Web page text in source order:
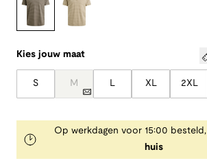
Kies jouw maat
S M L XL 2XL
Op werkdagen voor 15:00 besteld,
huis